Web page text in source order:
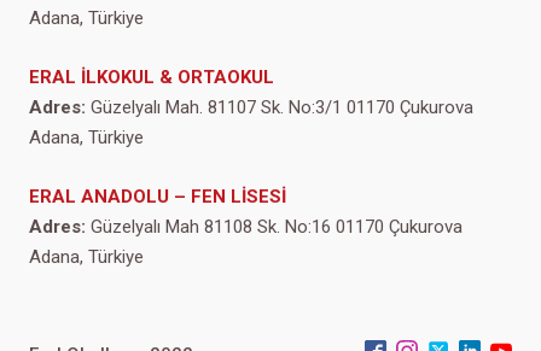
Adana, Türkiye
ERAL İLKOKUL & ORTAOKUL
Adres: Güzelyalı Mah. 81107 Sk. No:3/1 01170 Çukurova
Adana, Türkiye
ERAL ANADOLU – FEN LİSESİ
Adres: Güzelyalı Mah 81108 Sk. No:16 01170 Çukurova
Adana, Türkiye